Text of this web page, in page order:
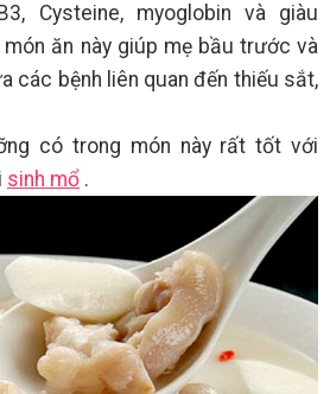
Cysteine, myoglobin và giàu
ăn này giúp mẹ bầu trước và
các bệnh liên quan đến thiếu sắt,
có trong món này rất tốt với
sinh mổ .